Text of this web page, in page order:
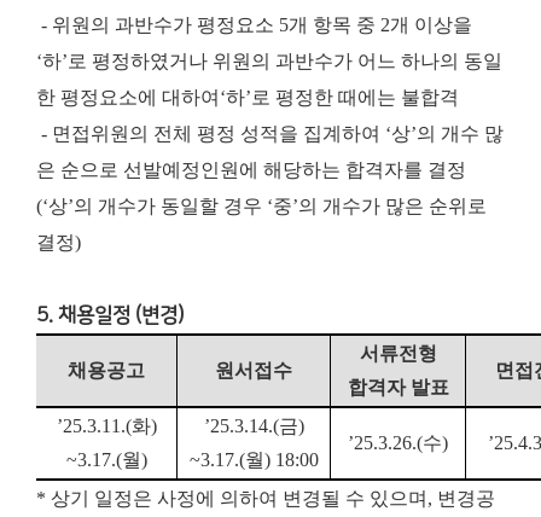
- 위원의 과반수가 평정요소 5개 항목 중 2개 이상을
‘하’로 평정하였거나 위원의 과반수가 어느 하나의 동일
한 평정요소에 대하여‘하’로 평정한 때에는 불합격
- 면접위원의 전체 평정 성적을 집계하여 ‘상’의 개수 많
은 순으로 선발예정인원에 해당하는 합격자를 결정
(‘상’의 개수가 동일할 경우 ‘중’의 개수가 많은 순위로
결정)
5. 채용일정 (변경)
채용공고 원서접수
서류전형
합격자 발표
면접
’25.3.11.(화)
~3.17.(월)
’25.3.14.(금)
~3.17.(월) 18:00
’25.3.26.(수)
* 상기 일정은 사정에 의하여 변경될 수 있으며, 변경공